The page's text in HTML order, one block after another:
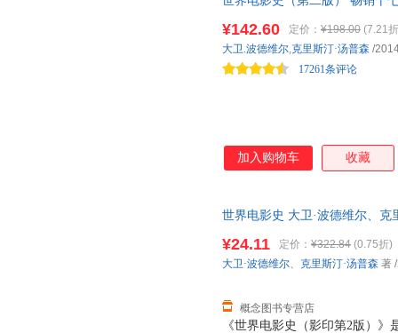
到数字技术领衔的3D时代，纵
¥142.60 定价： ¥198.00 (7.21
17261条评论
大卫.波德维尔,克里斯汀·汤普森 /
加入购物车 收藏
世界电影史 大卫·波德维尔、克
《世界电影史（影印第2版）
¥24.11 定价： ¥322.84 (0.75折)
概念图书专营店
大卫·波德维尔、 克里斯汀·汤普森 著